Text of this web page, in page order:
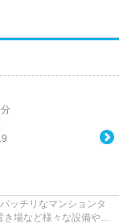
ッチリなマンションタ
場など様々な設備やサ